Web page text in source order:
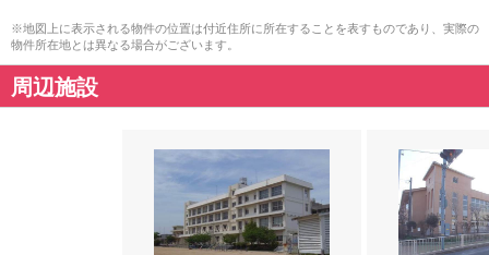
※地図上に表示される物件の位置は付近住所に所在することを表すものであり、実際の
物件所在地とは異なる場合がございます。
周辺施設